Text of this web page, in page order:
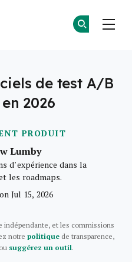
PRODUIT
de test A/B
2026
Lumby
d’expérience dans la
les roadmaps.
Jul 15, 2026
indépendante, et les commissions
notre politique de transparence,
suggérez un outil.